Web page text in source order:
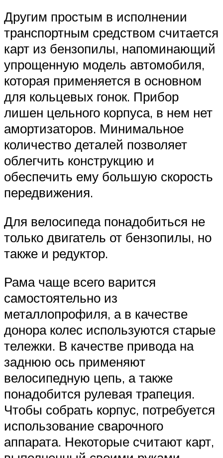
Другим простым в исполнении
транспортным средством считается
карт из бензопилы, напоминающий
упрощенную модель автомобиля,
которая применяется в основном
для кольцевых гонок. Прибор
лишен цельного корпуса, в нем нет
амортизаторов. Минимальное
количество деталей позволяет
облегчить конструкцию и
обеспечить ему большую скорость
передвижения.
Для велосипеда понадобиться не
только двигатель от бензопилы, но
также и редуктор.
Рама чаще всего варится
самостоятельно из
металлопрофиля, а в качестве
донора колес используются старые
тележки. В качестве привода на
заднюю ось применяют
велосипедную цепь, а также
понадобится рулевая трапеция.
Чтобы собрать корпус, потребуется
использование сварочного
аппарата. Некоторые считают карт,